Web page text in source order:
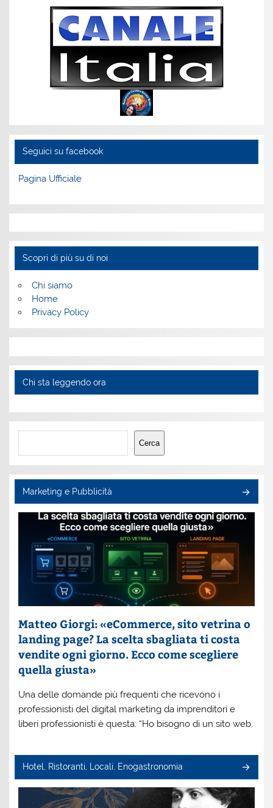
Seguici su facebook
Pagina Ufficiale
Scopri di più su di noi
Chi siamo
Home
Privacy Policy
Chi sta leggendo ora
Cerca
Cerca
Marketing e Pubblicità
Matteo Giorgi: «eCommerce, sito vetrina o
landing page? La scelta sbagliata ti costa
vendite ogni giorno. Ecco come scegliere
quella giusta»
Una delle domande più frequenti che ricevono i
professionisti del digital marketing da imprenditori e
liberi professionisti è questa: “Ho bisogno di un sito web,
Hotel, Ristoranti, Locali, Enogastronomia